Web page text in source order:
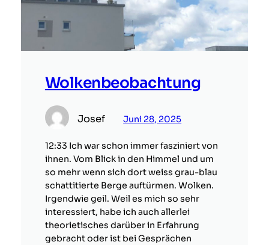
Wolkenbeobachtung
Josef Juni 28, 2025
12:33 Ich war schon immer fasziniert von
ihnen. Vom Blick in den Himmel und um
so mehr wenn sich dort weiss grau-blau
schattitierte Berge auftürmen. Wolken.
Irgendwie geil. Weil es mich so sehr
interessiert, habe ich auch allerlei
theorietisches darüber in Erfahrung
gebracht oder ist bei Gesprächen